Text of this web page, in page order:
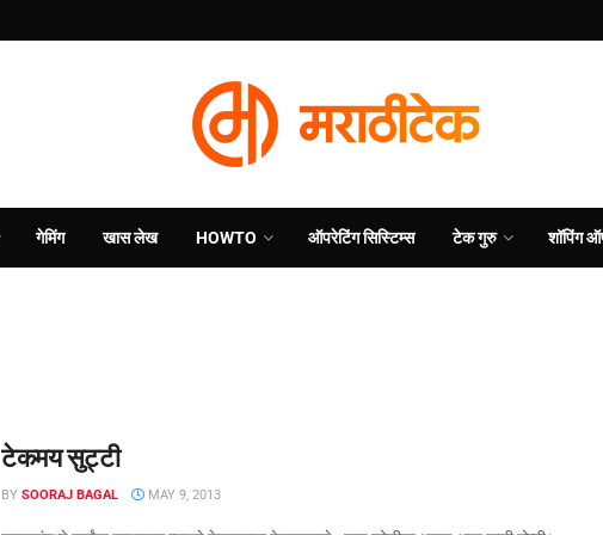
गेमिंग खास लेख HOWTO ऑपरेटिंग सिस्टिम्स टेक गुरु शॉपिंग
टेकमय सुट्टी
BY SOORAJ BAGAL MAY 9, 2013